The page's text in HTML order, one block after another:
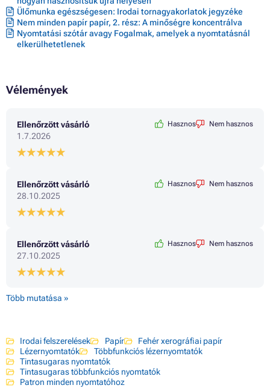
Ülőmunka egészségesen: Irodai tornagyakorlatok jegyzéke
Nem minden papír papír, 2. rész: A minőségre koncentrálva
Nyomtatási szótár avagy Fogalmak, amelyek a nyomtatásnál
elkerülhetetlenek
Vélemények
Ellenőrzött vásárló
1.7.2026
Hasznos Nem hasznos
Ellenőrzött vásárló
28.10.2025
Hasznos Nem hasznos
Ellenőrzött vásárló
27.10.2025
Hasznos Nem hasznos
Több mutatása »
Irodai felszerelések Papír
Fehér xerográfiai papír
Lézernyomtatók
Többfunkciós lézernyomtatók
Tintasugaras nyomtatók
Tintasugaras többfunkciós nyomtatók
Patron minden nyomtatóhoz